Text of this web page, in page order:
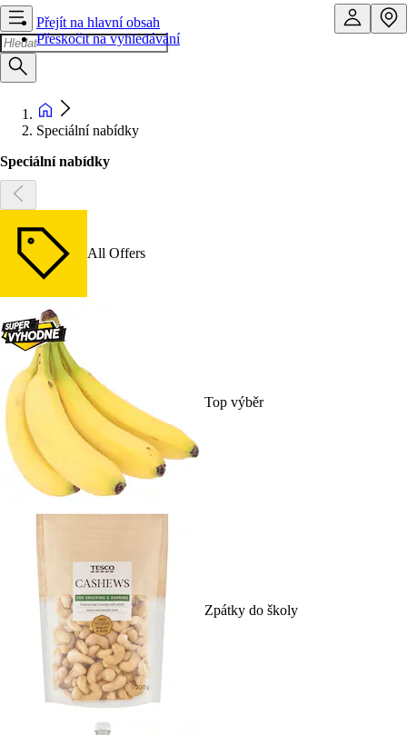
Přejít na hlavní obsah
Přeskočit na vyhledávání
Speciální nabídky
Speciální nabídky
All Offers
Top výběr
Zpátky do školy